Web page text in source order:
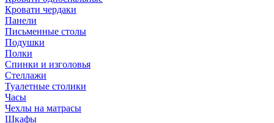
Кровати чердаки
Панели
Письменные столы
Подушки
Полки
Спинки и изголовья
Стеллажи
Туалетные столики
Часы
Чехлы на матрасы
Шкафы